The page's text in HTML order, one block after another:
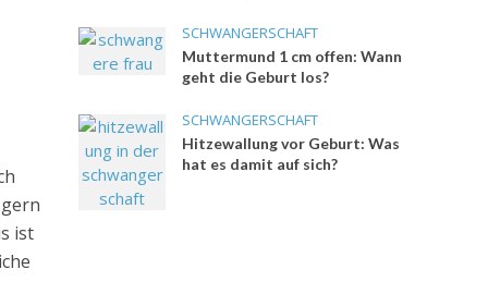
ist
SCHWANGERSCHAFT
Muttermund 1 cm offen: Wann
geht die Geburt los?
SCHWANGERSCHAFT
Hitzewallung vor Geburt: Was
hat es damit auf sich?